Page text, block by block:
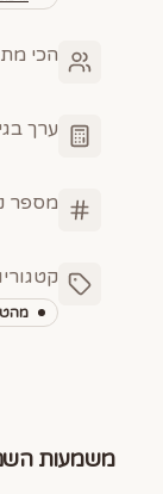
הכי
ערך
מספר
משמעות